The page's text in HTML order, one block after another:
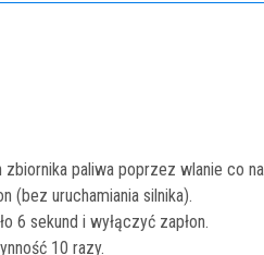
zbiornika paliwa poprzez wlanie co
(bez uruchamiania silnika).
6 sekund i wyłączyć zapłon.
10 razy.